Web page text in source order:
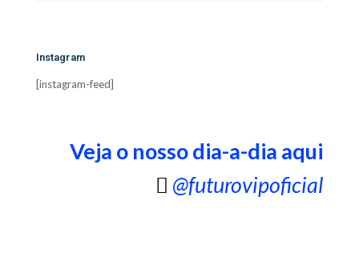
Instagram
[instagram-feed]
Veja o nosso dia-a-dia aqui
@futurovipoficial